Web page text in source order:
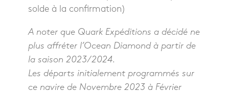
solde à la confirmation)
A noter que Quark Expéditions a décidé ne
plus affréter l’Ocean Diamond à partir de
la saison 2023/2024.
Les départs initialement programmés sur
ce navire de Novembre 2023 à Février